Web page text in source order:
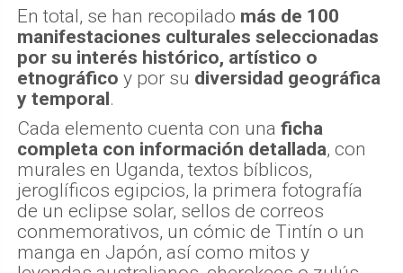
En total, se han recopilado más de 100
manifestaciones culturales seleccionadas
por su interés histórico, artístico o
etnográfico y por su diversidad geográfica
y temporal.
Cada elemento cuenta con una ficha
completa con información detallada, con
murales en Uganda, textos bíblicos,
jeroglíficos egipcios, la primera fotografía
de un eclipse solar, sellos de correos
conmemorativos, un cómic de Tintín o un
manga en Japón, así como mitos y